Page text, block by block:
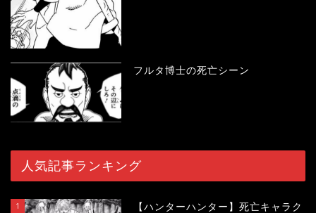
フルタ博士の死亡シーン
人気記事ランキング
1
【ハンターハンター】死亡キャラク